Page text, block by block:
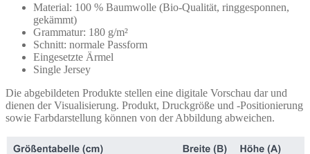
Material: 100 % Baumwolle (Bio-Qualität, ringgesponnen,
gekämmt)
Grammatur: 180 g/m²
Schnitt: normale Passform
Eingesetzte Ärmel
Single Jersey
Die abgebildeten Produkte stellen eine digitale Vorschau dar und
dienen der Visualisierung. Produkt, Druckgröße und -Positionierung
sowie Farbdarstellung können von der Abbildung abweichen.